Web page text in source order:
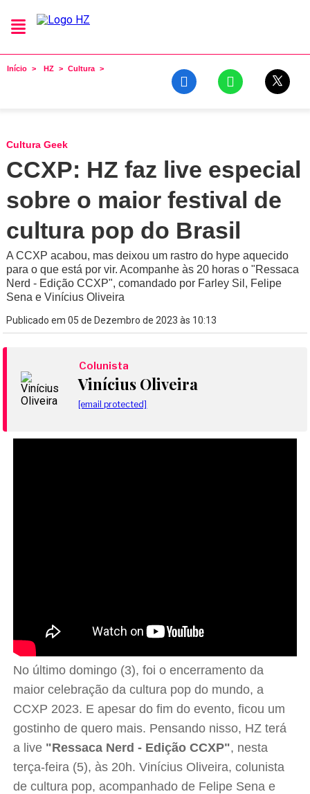
Início HZ Cultura
Cultura Geek
CCXP: HZ faz live especial
sobre o maior festival de
cultura pop do Brasil
A CCXP acabou, mas deixou um rastro do hype aquecido
para o que está por vir. Acompanhe às 20 horas o "Ressaca
Nerd - Edição CCXP", comandado por Farley Sil, Felipe
Sena e Vinícius Oliveira
Publicado em 05 de Dezembro de 2023 às 10:13
Colunista
Vinícius Oliveira
[email protected]
No último domingo (3), foi o encerramento da
maior celebração da cultura pop do mundo, a
CCXP 2023. E apesar do fim do evento, ficou um
gostinho de quero mais. Pensando nisso, HZ terá
a live "Ressaca Nerd - Edição CCXP", nesta
terça-feira (5), às 20h. Vinícius Oliveira, colunista
de cultura pop, acompanhado de Felipe Sena e